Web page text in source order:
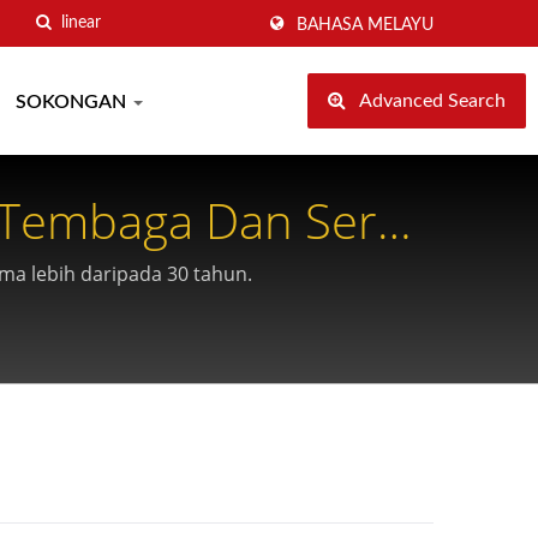
BAHASA MELAYU
SOKONGAN Advanced Search
Dan Serat
lebih daripada 30 tahun.